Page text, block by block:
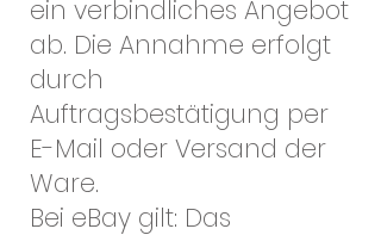
ein verbindliches Angebot
ab. Die Annahme erfolgt
durch
Auftragsbestätigung per
E-Mail oder Versand der
Ware.
Bei eBay gilt: Das